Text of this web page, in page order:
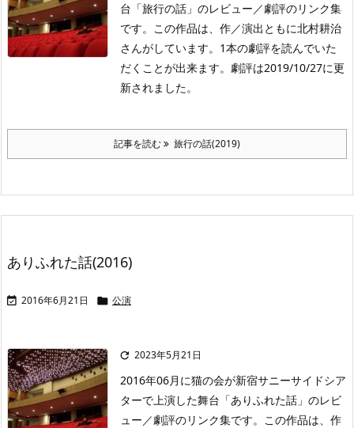
台「旅行の話」のレビュー／劇評のリンク集
です。この作品は、作／演出ともに北村耕治
さんがしています。1本の劇評を読んでいた
だくことが出来ます。劇評は2019/10/27に更
新されました。
記事を読む 旅行の話(2019)
ありふれた話(2016)
 2016年6月21日  公演
 2023年5月21日
2016年06月に猫の会が新宿サニーサイドシア
ターで上演した舞台「ありふれた話」のレビ
ュー／劇評のリンク集です。この作品は、作